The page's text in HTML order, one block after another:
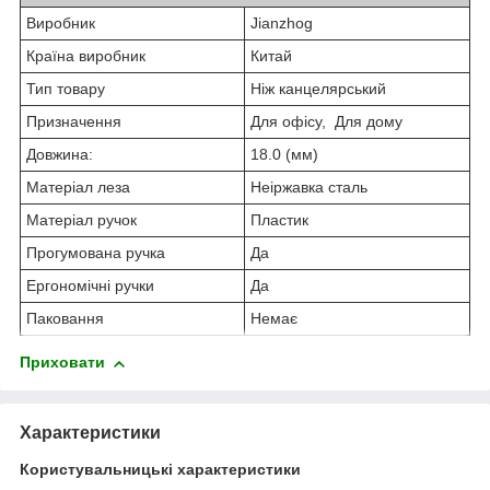
Виробник
Jianzhog
Країна виробник
Китай
Тип товару
Ніж канцелярський
Призначення
Для офісу, Для дому
Довжина:
18.0 (мм)
Матеріал леза
Неіржавка сталь
Матеріал ручок
Пластик
Прогумована ручка
Да
Ергономічні ручки
Да
Паковання
Немає
Приховати
Характеристики
Користувальницькі характеристики